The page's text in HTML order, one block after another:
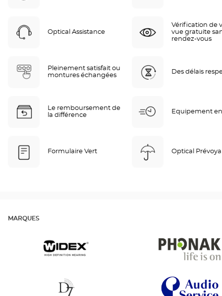
Optical Assistance
Vérification de
vue gratuite
rendez-vous
Pleinement satisfait ou
montures échangées
Des délais
Le remboursement de
la différence
Equipement en
Formulaire Vert Optical
MARQUES